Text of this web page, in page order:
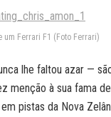
um Ferrari F1 (Foto Ferrari)
lhe faltou azar —
à sua fama
pistas da Nova